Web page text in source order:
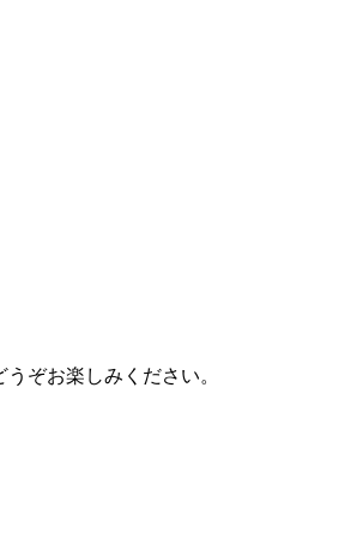
ぞお楽しみください。